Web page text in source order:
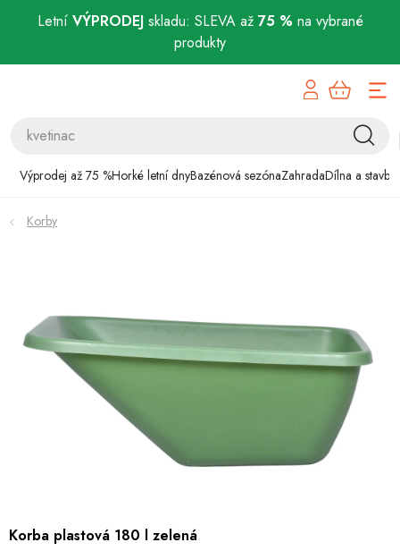
Letní VÝPRODEJskladu: SLEVA až 75 % na vybrané
produkty
Výprodej až 75 %Horké letní dnyBazénová sezónaZahradaDílna a stavba
Bazénová sezóna
Zahrada
Chovatelské potřeby
Dětské zboží a hračky
World Cleanup Day
Korby
Korba plastová 180 l zelená